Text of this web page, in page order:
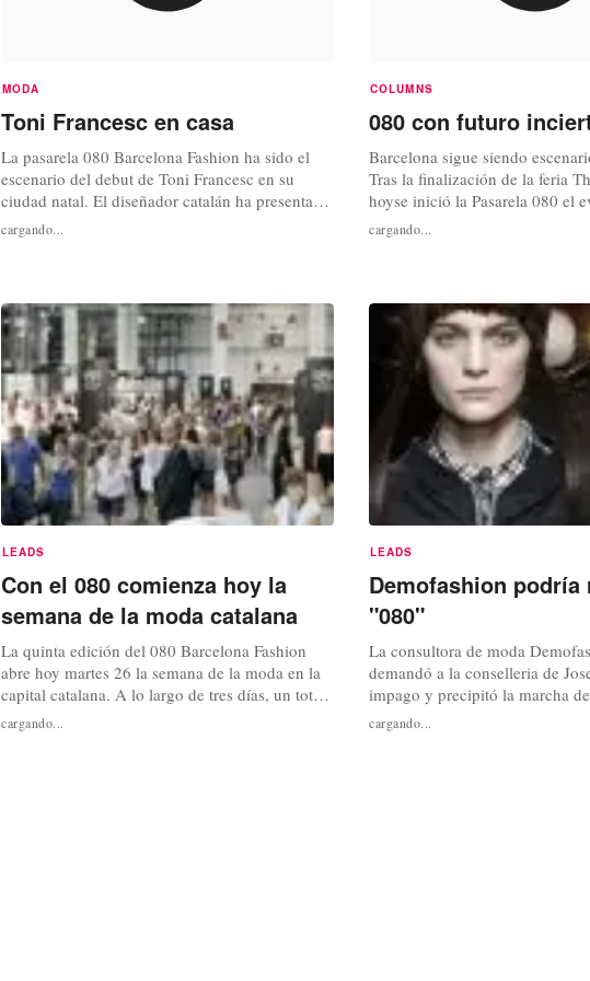
MODA
Toni Francesc en casa
La pasarela 080 Barcelona Fashion ha sido el
escenario del debut de Toni Francesc en su
ciudad natal. El diseñador catalán ha presentado
en el recinto histórico de la Universidad de
Barcelona “Seekers”, una propuesta cargada de
diseñador estadounidense Jeffrey...
cargando...
COLUMNS
080 con futuro
Barcelona sigue siendo
Tras la finalización de la feria
hoyse inició la Pasarela 080 el
que reúne a diseñadores
celebrará hasta el miércoles 2
tener un futuro incierto...
cargando...
LEADS
Con el 080 comienza hoy la
semana de la moda catalana
La quinta edición del 080 Barcelona Fashion
abre hoy martes 26 la semana de la moda en la
capital catalana. A lo largo de tres días, un total
de 18 creadores presentarán en la Fira sus
propuestas para la temporada otoño-invierno
cargando...
LEADS
Demofashion podría
"080"
La consultora de moda
demandó a la conselleria de
impago y precipitó la marcha
Comercio, Emili Valdero, del
diseño textil, podría volver a
cargando...